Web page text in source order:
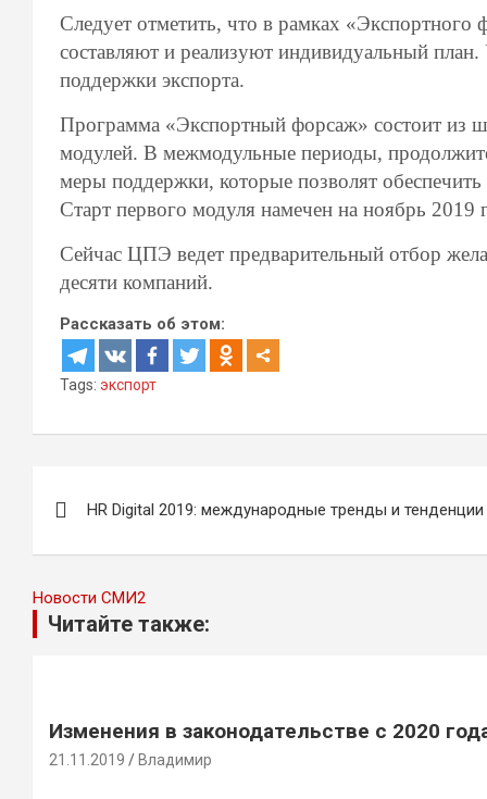
Следует отметить, что в рамках
составляют и реализуют индивидуальный
поддержки экспорта.
Программа «Экспортный форсаж» состоит из
модулей. В межмодульные периоды,
меры поддержки, которые позволят
Старт первого модуля намечен на ноябрь 2019
Сейчас ЦПЭ ведет предварительный отбор
десяти компаний.
Рассказать об этом:
Tags: экспорт
по
HR Digital 2019: международные тренды и тенденции
Новости СМИ2
Читайте также:
Изменения в законодательстве с 2020
21.11.2019 Владимир